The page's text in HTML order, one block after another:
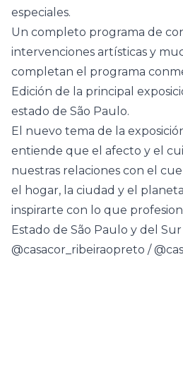
especiales.
Un completo programa de
intervenciones artísticas y
completan el programa
Edición de la principal
estado de São Paulo.
El nuevo tema de la
entiende que el afecto y el
nuestras relaciones con el
el hogar, la ciudad y el
inspirarte con lo que
Estado de São Paulo y del
@casacor_ribeiraopreto /